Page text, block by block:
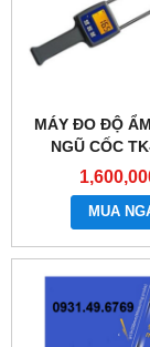
MÁY ĐO ĐỘ
NGŨ CỐC
MUA